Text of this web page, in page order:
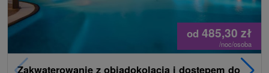
od 485,30 zł
/noc/osoba
Zakwaterowanie z obiadokolacją i dostępem do